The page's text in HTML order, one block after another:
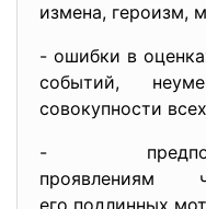
измена, героизм,
- ошибки в
событий,
совокупности
-
его подлинных